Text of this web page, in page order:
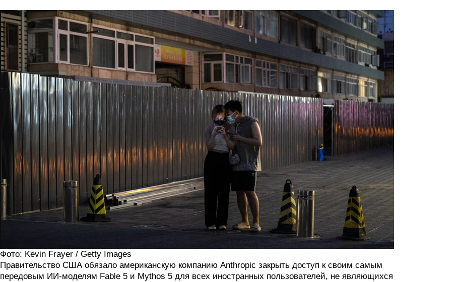
Фото: Kevin Frayer / Getty Images
Правительство США обязало американскую компанию Anthropic закрыть доступ к своим самым
передовым ИИ-моделям Fable 5 и Mythos 5 для всех иностранных пользователей, не являющихся